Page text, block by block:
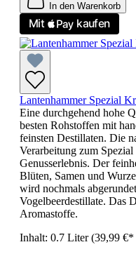
In den Warenkorb
Lantenhammer Spezial
Eine durchgehend hohe
besten Rohstoffen mit
feinsten Destillaten. Die
Verarbeitung zum
Genusserlebnis. Der
Blüten, Samen und
wird nochmals
Vogelbeerdestillate. Das
Aromastoffe.
Inhalt: 0.7 Liter(39,99